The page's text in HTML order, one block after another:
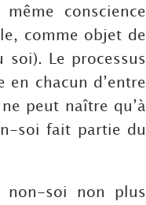
conscience
comme objet de
soi). Le processus
en chacun d’entre
peut naître qu’à
soi fait partie du
non-soi non plus